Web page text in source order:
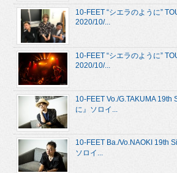
10-FEET “シエラのように”
2020/10/...
10-FEET “シエラのように”
2020/10/...
10-FEET Vo./G.TAKUMA 19th
に』ソロイ...
10-FEET Ba./Vo.NAOKI 19th
ソロイ...